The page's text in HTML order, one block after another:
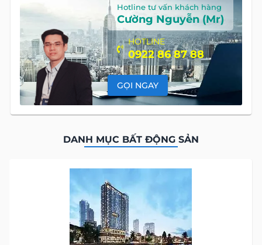
Hotline tư vấn khách hàng
Cường Nguyễn (Mr)
HOTLINE
0922 86 87 88
GỌI NGAY
DANH MỤC BẤT ĐỘNG SẢN